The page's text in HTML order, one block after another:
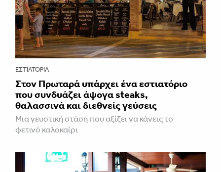
ΕΣΤΙΑΤΌΡΙΑ
Στον Πρωταρά υπάρχει ένα εστιατόριο
που συνδυάζει άψογα steaks,
θαλασσινά και διεθνείς γεύσεις
Μια γευστική στάση που αξίζει να κάνεις το
φετινό καλοκαίρι